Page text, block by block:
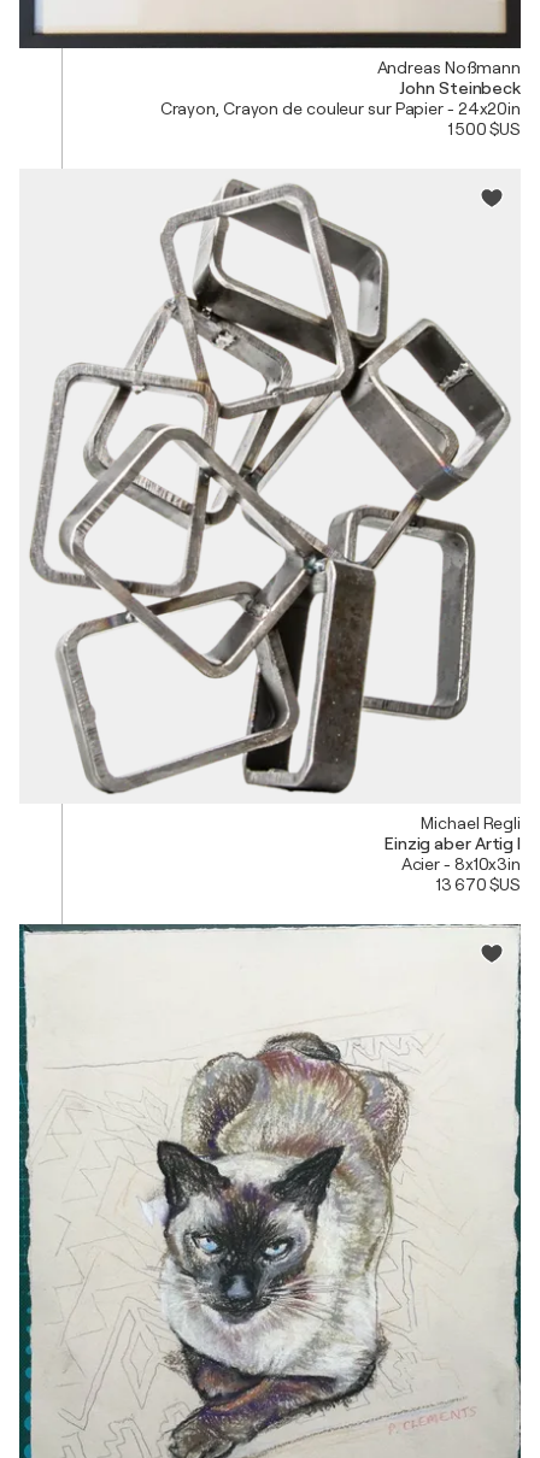
Andreas Noßmann
John Steinbeck
Crayon, Crayon de couleur sur Papier - 24x20in
1 500 $US
Michael Regli
Einzig aber Artig I
Acier - 8x10x3in
13 670 $US